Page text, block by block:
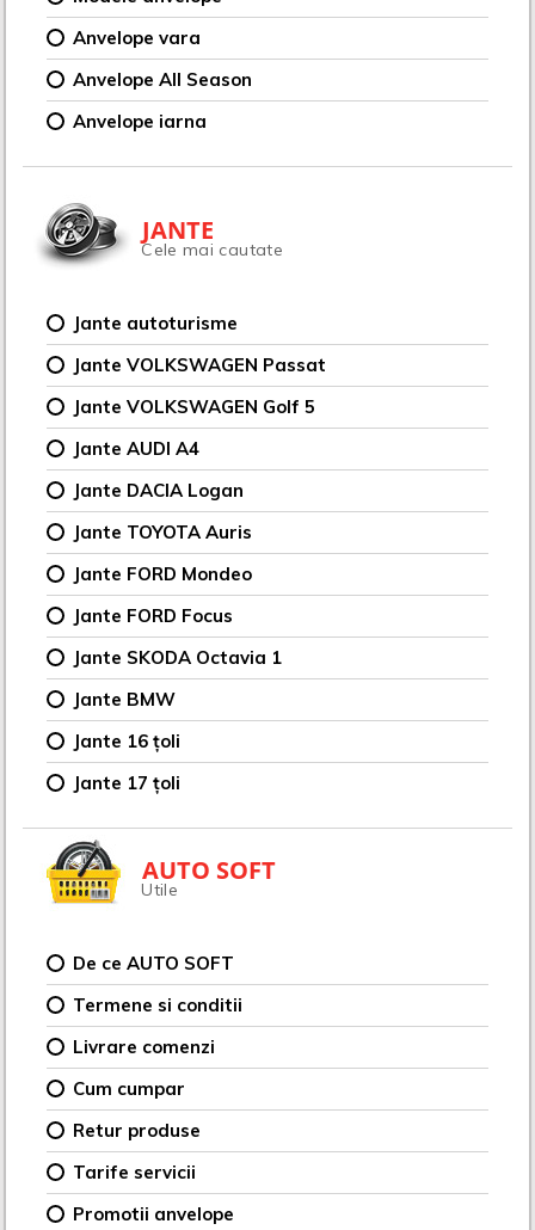
Anvelope vara
Anvelope All Season
Anvelope iarna
JANTE
Cele mai cautate
Jante autoturisme
Jante VOLKSWAGEN Passat
Jante VOLKSWAGEN Golf 5
Jante AUDI A4
Jante DACIA Logan
Jante TOYOTA Auris
Jante FORD Mondeo
Jante FORD Focus
Jante SKODA Octavia 1
Jante BMW
Jante 16 țoli
Jante 17 țoli
AUTO SOFT
Utile
De ce AUTO SOFT
Termene si conditii
Livrare comenzi
Cum cumpar
Retur produse
Tarife servicii
Promotii anvelope